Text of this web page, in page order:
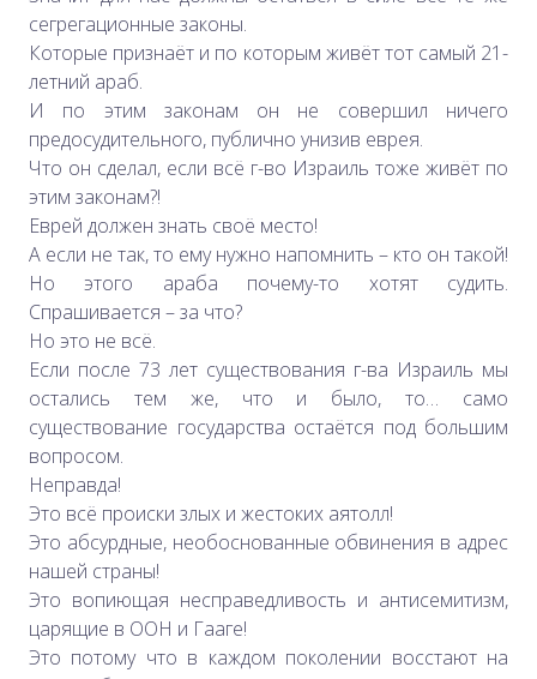
сегрегационные законы.
Которые признаёт и по которым живёт тот самый 21-
летний араб.
И по этим законам он не совершил ничего
предосудительного, публично унизив еврея.
Что он сделал, если всё г-во Израиль тоже живёт по
этим законам?!
Еврей должен знать своё место!
А если не так, то ему нужно напомнить – кто он такой!
Но этого араба почему-то хотят судить.
Спрашивается – за что?
Но это не всё.
Если после 73 лет существования г-ва Израиль мы
остались тем же, что и было, то… само
существование государства остаётся под большим
вопросом.
Неправда!
Это всё происки злых и жестоких аятолл!
Это абсурдные, необоснованные обвинения в адрес
нашей страны!
Это вопиющая несправедливость и антисемитизм,
царящие в ООН и Гааге!
Это потому что в каждом поколении восстают на